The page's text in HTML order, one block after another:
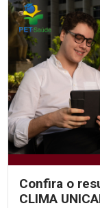
Confira o
CLIMA